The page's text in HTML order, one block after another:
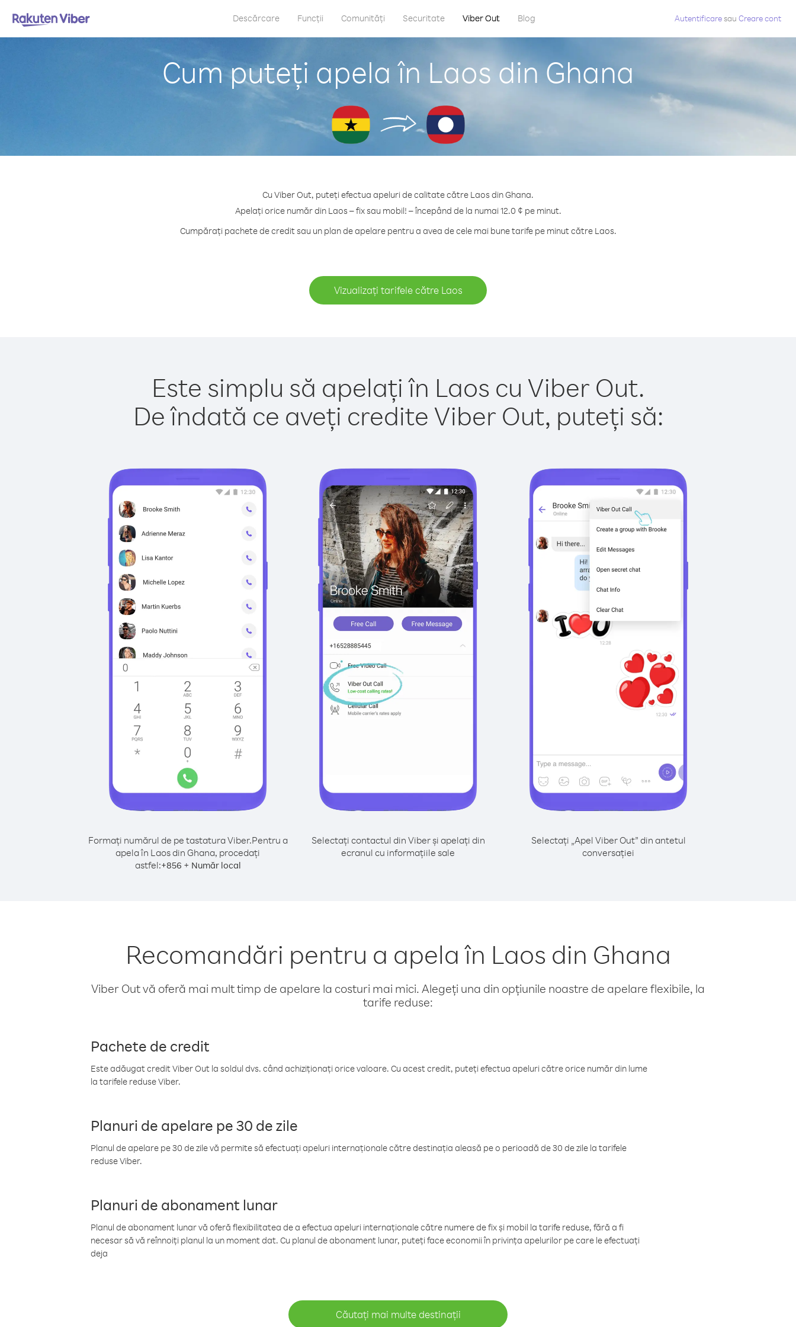
Descărcare Funcții Comunități Securitate Viber Out Blog Autentificaresau Creare cont
Cum puteți apela în Laos din Ghana
Cu Viber Out, puteți efectua apeluri de calitate către Laos din Ghana.
Apelați orice număr din Laos – fix sau mobil! – începând de la numai 12.0 ¢ pe minut.
Cumpărați pachete de credit sau un plan de apelare pentru a avea de cele mai bune tarife pe minut către Laos.
Vizualizați tarifele către Laos
Este simplu să apelați în Laos cu Viber Out.
De îndată ce aveți credite Viber Out, puteți să:
Formați numărul de pe tastatura Viber.Pentru a
apela în Laos din Ghana, procedați
astfel:+856 + Număr local
Selectați contactul din Viber și apelați din
ecranul cu informațiile sale
Selectați „Apel Viber Out” din antetul
conversației
Recomandări pentru a apela în Laos din Ghana
Viber Out vă oferă mai mult timp de apelare la costuri mai mici. Alegeți una din opțiunile noastre de apelare flexibile, la
tarife reduse:
Pachete de credit
Este adăugat credit Viber Out la soldul dvs. când achiziționați orice valoare. Cu acest credit, puteți efectua apeluri către orice număr din lume
la tarifele reduse Viber.
Planuri de apelare pe 30 de zile
Planul de apelare pe 30 de zile vă permite să efectuați apeluri internaționale către destinația aleasă pe o perioadă de 30 de zile la tarifele
reduse Viber.
Planuri de abonament lunar
Planul de abonament lunar vă oferă flexibilitatea de a efectua apeluri internaționale către numere de fix și mobil la tarife reduse, fără a fi
necesar să vă reînnoiți planul la un moment dat. Cu planul de abonament lunar, puteți face economii în privința apelurilor pe care le efectuați
deja
Căutați mai multe destinații